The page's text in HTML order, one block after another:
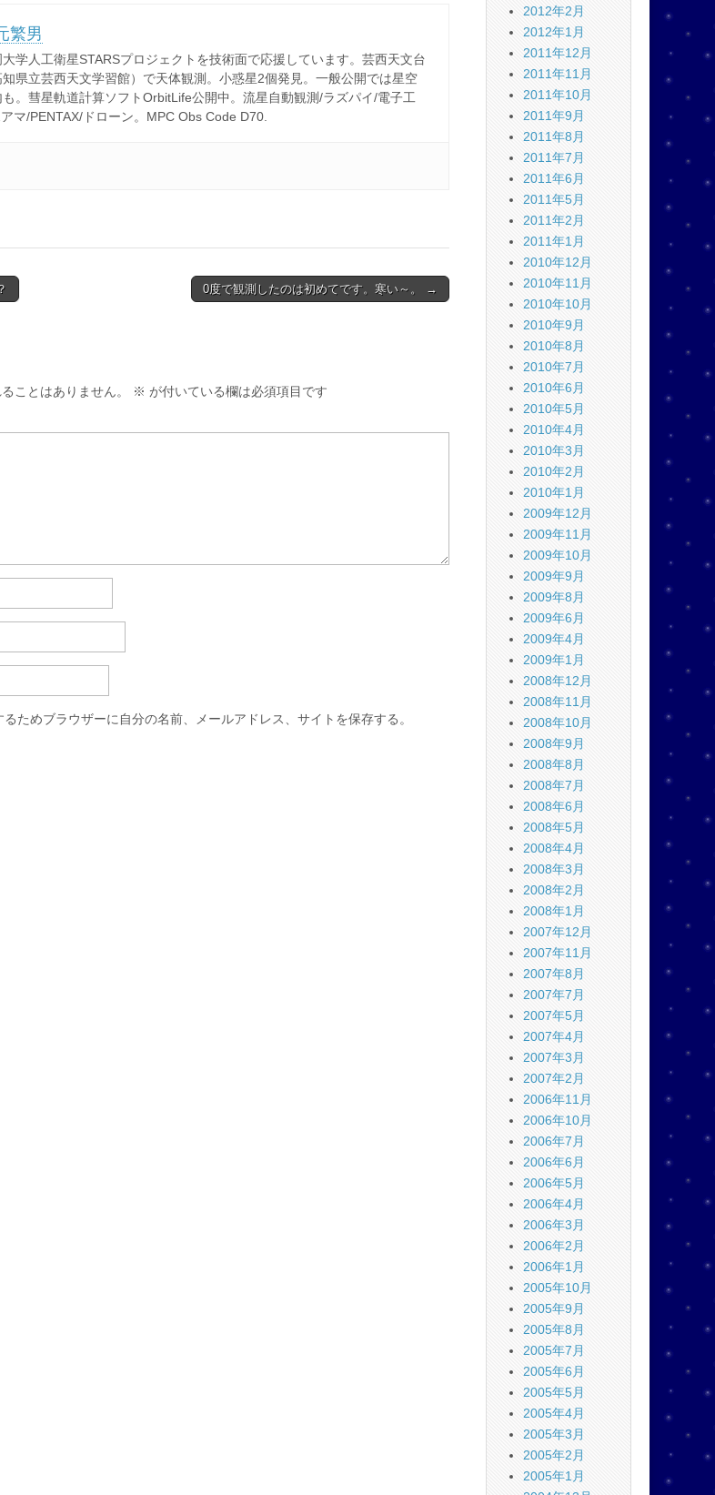
繁男
学人工衛星STARSプロジェクトを技術面で応援しています。芸西天文台
知県立芸西天文学習館）で天体観測。小惑星2個発見。一般公開では星空
も。彗星軌道計算ソフトOrbitLife公開中。流星自動観測/ラズパイ/電子工
マ/PENTAX/ドローン。MPC Obs Code D70.
0度で観測したのは初めてです。寒い～。 →
ことはありません。 ※ が付いている欄は必須項目です
ためブラウザーに自分の名前、メールアドレス、サイトを保存する。
2012年2月
2012年1月
2011年12月
2011年11月
2011年10月
2011年9月
2011年8月
2011年7月
2011年6月
2011年5月
2011年2月
2011年1月
2010年12月
2010年11月
2010年10月
2010年9月
2010年8月
2010年7月
2010年6月
2010年5月
2010年4月
2010年3月
2010年2月
2010年1月
2009年12月
2009年11月
2009年10月
2009年9月
2009年8月
2009年6月
2009年4月
2009年1月
2008年12月
2008年11月
2008年10月
2008年9月
2008年8月
2008年7月
2008年6月
2008年5月
2008年4月
2008年3月
2008年2月
2008年1月
2007年12月
2007年11月
2007年8月
2007年7月
2007年5月
2007年4月
2007年3月
2007年2月
2006年11月
2006年10月
2006年7月
2006年6月
2006年5月
2006年4月
2006年3月
2006年2月
2006年1月
2005年10月
2005年9月
2005年8月
2005年7月
2005年6月
2005年5月
2005年4月
2005年3月
2005年2月
2005年1月